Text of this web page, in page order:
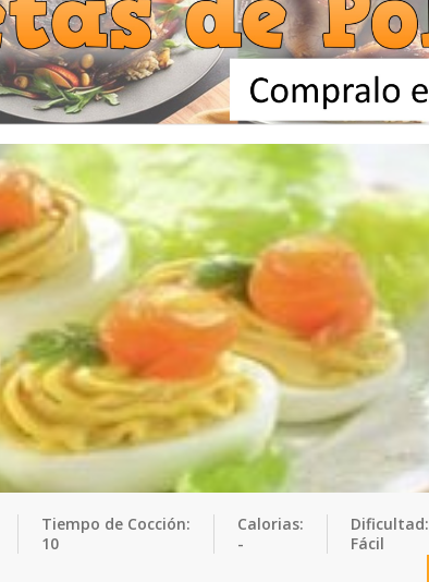
Tiempo de Cocción:
10
Calorias:
-
Dificultad:
Fácil